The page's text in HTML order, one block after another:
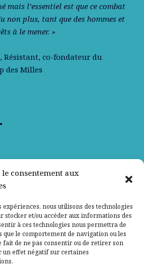
le consentement aux
nous utilisons des technologies
stocker et/ou accéder aux informations des
à ces technologies nous permettra de
que le comportement de navigation ou les
fait de ne pas consentir ou de retirer son
un effet négatif sur certaines
mais l’essentiel est que ce combat
non plus, tant que des hommes et
à le mener. »
, Résistant, co-fondateur du
des Milles